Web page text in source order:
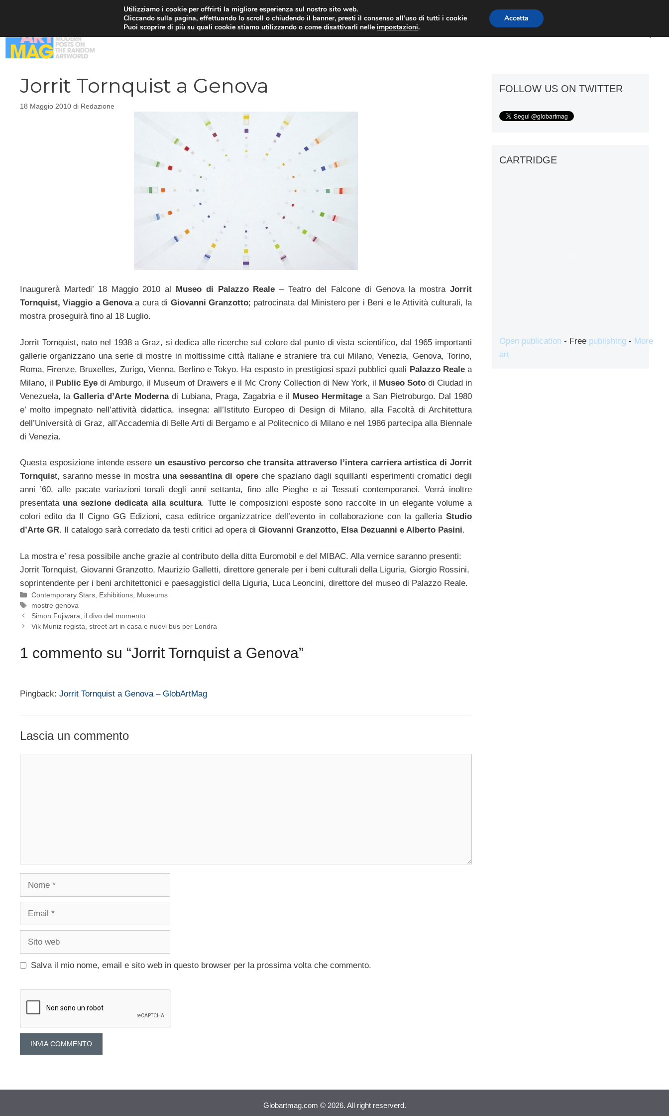
ART GOSSIP FIERE GALLERIE
Jorrit Tornquist a Genova
18 Maggio 2010 di Redazione
Inaugurerà Martedi’ 18 Maggio 2010 al Museo di Palazzo Reale – Teatro del Falcone di Genova la mostra Jorrit
Tornquist, Viaggio a Genovaa cura di Giovanni Granzotto; patrocinata dal Ministero per i Beni e le Attività culturali, la
mostra proseguirà fino al 18 Luglio.
Jorrit Tornquist, nato nel 1938 a Graz, si dedica alle ricerche sul colore dal punto di vista scientifico, dal 1965 importanti
gallerie organizzano una serie di mostre in moltissime città italiane e straniere tra cui Milano, Venezia, Genova, Torino,
Roma, Firenze, Bruxelles, Zurigo, Vienna, Berlino e Tokyo. Ha esposto in prestigiosi spazi pubblici quali Palazzo Realea
Milano, il Public Eyedi Amburgo, il Museum of Drawers e il Mc Crony Collection di New York, il Museo Soto di Ciudad in
Venezuela, la Galleria d’Arte Moderna di Lubiana, Praga, Zagabria e il Museo Hermitage a San Pietroburgo. Dal 1980
e’ molto impegnato nell’attività didattica, insegna: all’Istituto Europeo di Design di Milano, alla Facoltà di Architettura
dell’Università di Graz, all’Accademia di Belle Arti di Bergamo e al Politecnico di Milano e nel 1986 partecipa alla Biennale
di Venezia.
Questa esposizione intende essere un esaustivo percorso che transita attraverso l’intera carriera artistica di Jorrit
Tornquist, saranno messe in mostrauna sessantina di opereche spaziano dagli squillanti esperimenti cromatici degli
anni ’60, alle pacate variazioni tonali degli anni settanta, fino alle Pieghe e ai Tessuti contemporanei. Verrà inoltre
presentatauna sezione dedicata alla scultura. Tutte le composizioni esposte sono raccolte in un elegante volume a
colori edito da Il Cigno GG Edizioni, casa editrice organizzatrice dell’evento in collaborazione con la galleriaStudio
d’Arte GR. Il catalogo sarà corredato da testi critici ad opera di Giovanni Granzotto, Elsa Dezuanni e Alberto Pasini.
La mostra e’ resa possibile anche grazie al contributo della ditta Euromobil e del MIBAC. Alla vernice saranno presenti:
Jorrit Tornquist, Giovanni Granzotto, Maurizio Galletti, direttore generale per i beni culturali della Liguria, Giorgio Rossini,
soprintendente per i beni architettonici e paesaggistici della Liguria, Luca Leoncini, direttore del museo di Palazzo Reale.
Categorie
Contemporary Stars Exhibitions Museums
Tag
mostre genova
Simon Fujiwara, il divo del momento
Vik Muniz regista, street art in casa e nuovi bus per Londra
1 commento su “Jorrit Tornquist a Genova”
Pingback: Jorrit Tornquist a Genova – GlobArtMag
Lascia un commento
Salva il mio nome, email e sito web in questo browser per la prossima volta che commento.
FOLLOW US ON TWITTER
CARTRIDGE
Open publication - Free publishing - More
art
Globartmag.com © 2026. All right reserverd.
Utilizziamo i cookie per offrirti la migliore esperienza sul nostro sito web.
Cliccando sulla pagina, effettuando lo scroll o chiudendo il banner, presti il consenso all’uso di tutti i cookie
Puoi scoprire di più su quali cookie stiamo utilizzando o come disattivarli nelleimpostazioni.
Accetta